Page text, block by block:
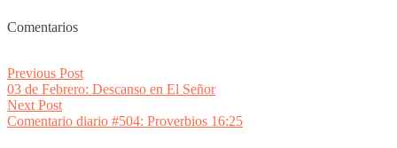
Comentarios
Post
navigation
Previous PostPrevious
post:
03 de Febrero: Descanso en El Señor
Next PostNext
post:
Comentario diario #504: Proverbios 16:25